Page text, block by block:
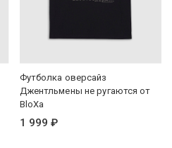
Футболка оверсайз
Джентльмены не ругаются от
BloXa
1 999 ₽